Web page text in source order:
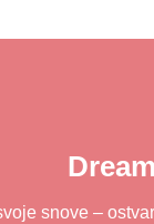
snove –